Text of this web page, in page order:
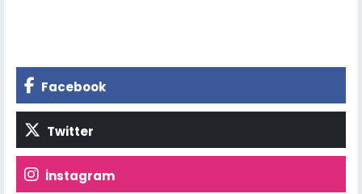
Facebook
Twitter
İnstagram